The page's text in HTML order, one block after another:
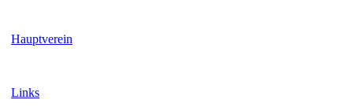
Hauptverein
Links